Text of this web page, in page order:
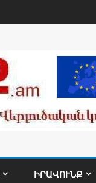
ԻՐԱՎՈՒՆՔ